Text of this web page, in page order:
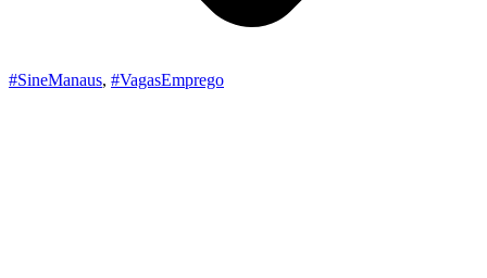
#SineManaus, #VagasEmprego